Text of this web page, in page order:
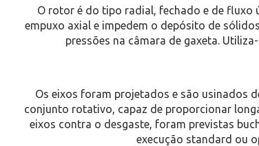
O rotor é do tipo radial, fechado e de fluxo
empuxo axial e impedem o depósito de
pressões na câmara de gaxeta.
Os eixos foram projetados e são usinados
conjunto rotativo, capaz de proporcionar
eixos contra o desgaste, foram previstas
execução standard ou